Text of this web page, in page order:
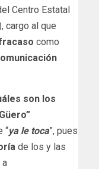
Centro Estatal
cargo al que
como
son los
“ya le toca”, pues
de los y las
a